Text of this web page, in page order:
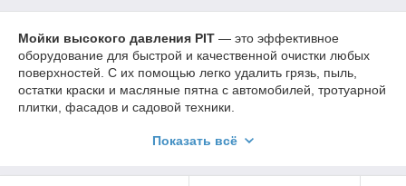
Мойки высокого давления PIT — это эффективное
оборудование для быстрой и качественной очистки любых
поверхностей. С их помощью легко удалить грязь, пыль,
остатки краски и масляные пятна с автомобилей, тротуарной
плитки, фасадов и садовой техники.
— от компактных моделей для бытового применения до
Показать всё